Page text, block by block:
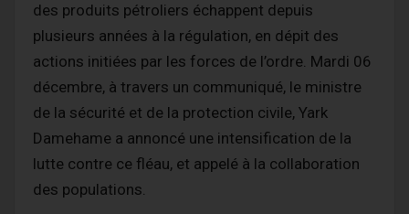
des produits pétroliers échappent depuis
plusieurs années à la régulation, en dépit des
actions initiées par les forces de l’ordre. Mardi 06
décembre, à travers un communiqué, le ministre
de la sécurité et de la protection civile, Yark
Damehame a annoncé une intensification de la
lutte contre ce fléau, et appelé à la collaboration
des populations.